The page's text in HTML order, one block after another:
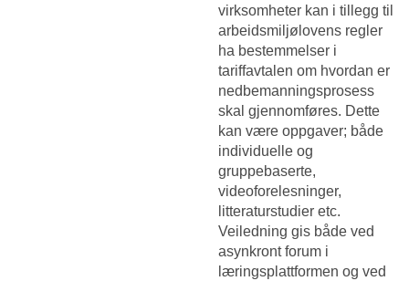
virksomheter kan i tillegg til
arbeidsmiljølovens regler
ha bestemmelser i
tariffavtalen om hvordan er
nedbemanningsprosess
skal gjennomføres. Dette
kan være oppgaver; både
individuelle og
gruppebaserte,
videoforelesninger,
litteraturstudier etc.
Veiledning gis både ved
asynkront forum i
læringsplattformen og ved